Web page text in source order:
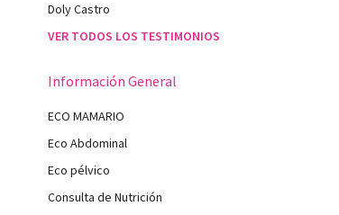
Doly Castro
VER TODOS LOS TESTIMONIOS
Información General
ECO MAMARIO
Eco Abdominal
Eco pélvico
Consulta de Nutrición